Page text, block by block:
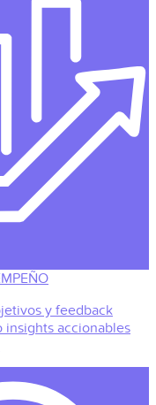
y feedback
accionables